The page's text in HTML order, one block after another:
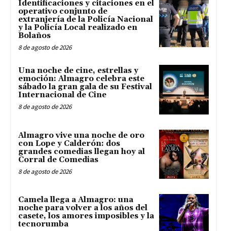
Identificaciones y citaciones en el
operativo conjunto de
extranjería de la Policía Nacional
y la Policía Local realizado en
Bolaños
8 de agosto de 2026
Una noche de cine, estrellas y
emoción: Almagro celebra este
sábado la gran gala de su Festival
Internacional de Cine
8 de agosto de 2026
Almagro vive una noche de oro
con Lope y Calderón: dos
grandes comedias llegan hoy al
Corral de Comedias
8 de agosto de 2026
Camela llega a Almagro: una
noche para volver a los años del
casete, los amores imposibles y la
tecnorumba